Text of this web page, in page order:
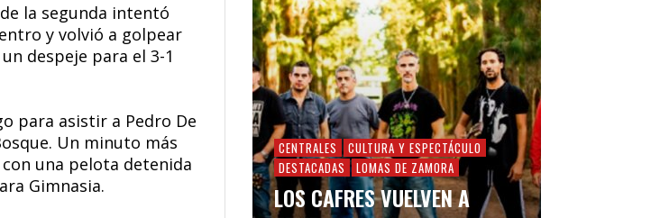
la segunda intentó
y volvió a golpear
despeje para el 3-1
para asistir a Pedro De
Un minuto más
una pelota detenida
Gimnasia.
CENTRALES
CULTURA Y ESPECTÁCULO
DESTACADAS
LOMAS DE ZAMORA
LOS CAFRES VUELVEN A